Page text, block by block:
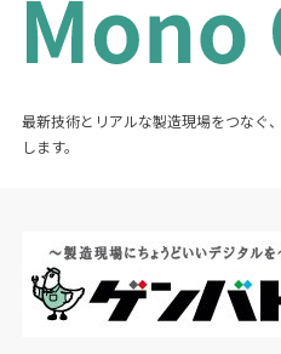
最新技術とリアルな製造現場をつなぐ
します。